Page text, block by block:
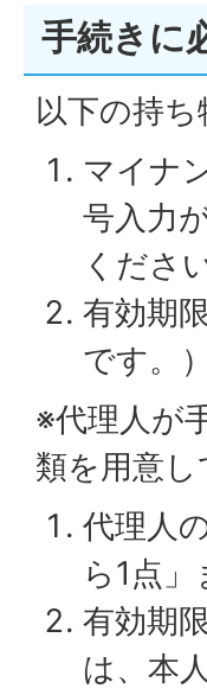
手続きに
以下の持
マイナ
号入力
くださ
有効期
です。）
※代理人が
類を用意し
代理人
ら1点」
有効期
は、本